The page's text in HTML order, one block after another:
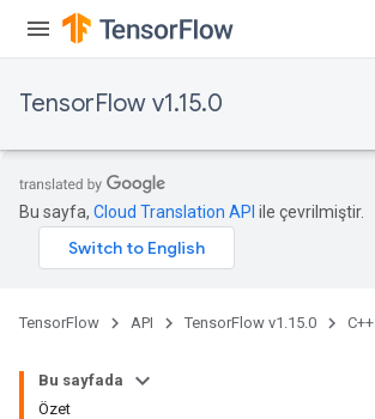
TensorFlow v1.15.0
Bu sayfa, Cloud Translation API ile çevrilmiştir.
TensorFlow API TensorFlow v1.15.0 C++
Bu sayfada
Özet